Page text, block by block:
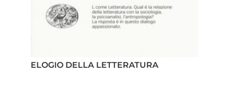
ELOGIO DELLA LETTERATURA